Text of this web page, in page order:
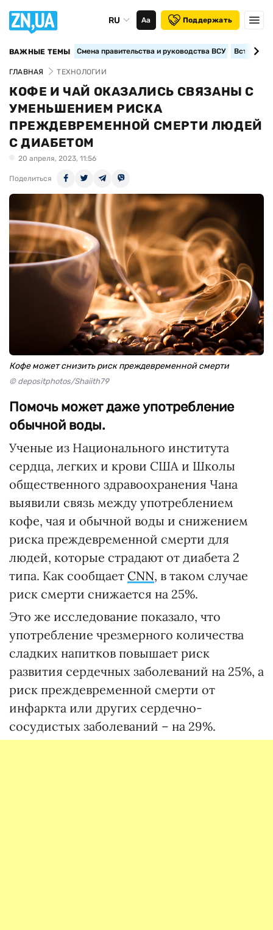
RU Аа Поддержать
ВАЖНЫЕ ТЕМЫ Смена правительства и руководства ВСУ
ГЛАВНАЯ ТЕХНОЛОГИИ
КОФЕ И ЧАЙ ОКАЗАЛИСЬ СВЯЗАНЫ С
УМЕНЬШЕНИЕМ РИСКА
ПРЕЖДЕВРЕМЕННОЙ СМЕРТИ ЛЮДЕЙ
С ДИАБЕТОМ
20 апреля, 2023, 11:56
Поделиться
Кофе может снизить риск преждевременной смерти
© depositphotos/Shaiith79
Помочь может даже употребление
обычной воды.
Ученые из Национального института
сердца, легких и крови США и Школы
общественного здравоохранения Чана
выявили связь между употреблением
кофе, чая и обычной воды и снижением
риска преждевременной смерти для
людей, которые страдают от диабета 2
типа. Как сообщает CNN, в таком случае
риск смерти снижается на 25%.
Это же исследование показало, что
употребление чрезмерного количества
сладких напитков повышает риск
развития сердечных заболеваний на 25%, а
риск преждевременной смерти от
инфаркта или других сердечно-
сосудистых заболеваний – на 29%.